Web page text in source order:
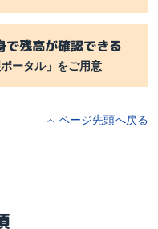
で残高が確認できる
ポータル」をご用意
ページ先頭へ戻る